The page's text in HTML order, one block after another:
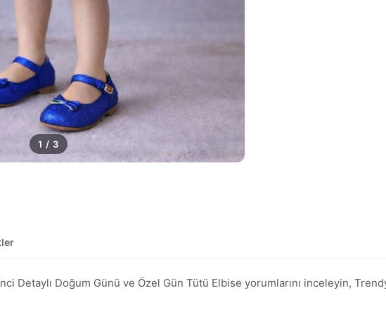
1 / 3
Detaylı Doğum Günü ve Özel Gün Tütü Elbise yorumlarını inceleyin,